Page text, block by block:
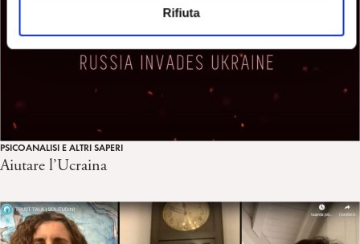
Rifiuta
PSICOANALISI E ALTRI SAPERI
Aiutare l’Ucraina